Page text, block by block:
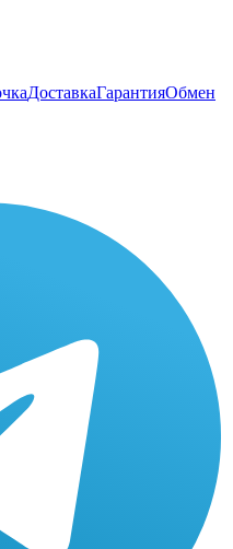
ДоставкаГарантияОбмен